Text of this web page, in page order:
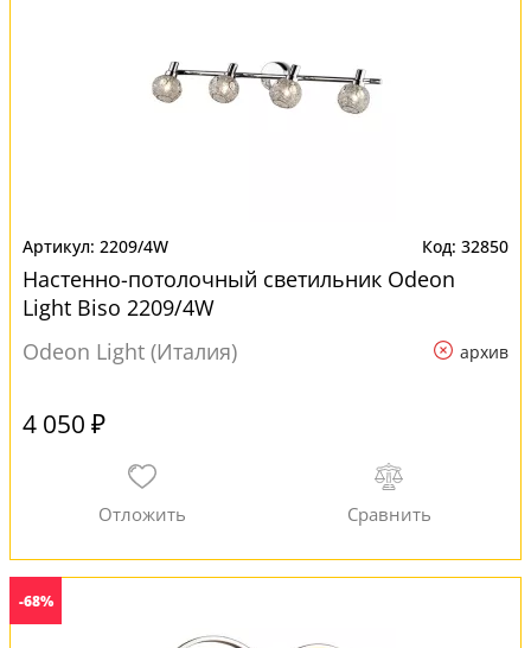
2209/4W 32850
Настенно-потолочный светильник Odeon
Light Biso 2209/4W
Odeon Light (Италия)
архив
4 050 ₽
-68%